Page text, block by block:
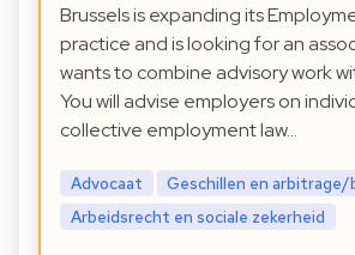
Brussels is expanding its
practice and is looking for an
wants to combine advisory work
You will advise employers on
collective employment law…
Advocaat
Geschillen en arbitrage/
Arbeidsrecht en sociale zekerheid